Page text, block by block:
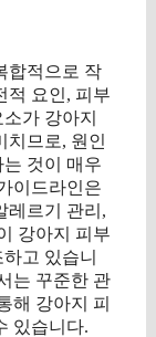
합적으로 작
적 요인, 피부
가 강아지
치므로, 원인
것이 매우
이드라인은
레르기 관리,
강아지 피부
고 있습니
는 꾸준한 관
해 강아지 피
있습니다.